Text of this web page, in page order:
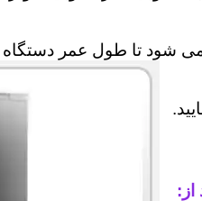
شود تا طول عمر دستگاه
از: